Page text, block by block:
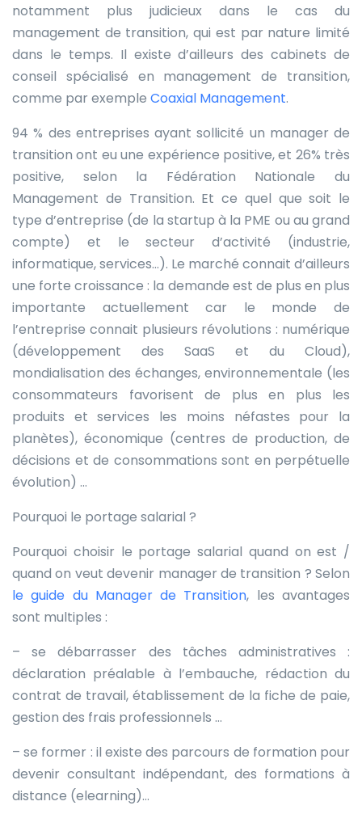
notamment plus judicieux dans le cas du
management de transition, qui est par nature limité
dans le temps. Il existe d’ailleurs des cabinets de
conseil spécialisé en management de transition,
comme par exemple Coaxial Management.
94 % des entreprises ayant sollicité un manager de
transition ont eu une expérience positive, et 26% très
positive, selon la Fédération Nationale du
Management de Transition. Et ce quel que soit le
type d’entreprise (de la startup à la PME ou au grand
compte) et le secteur d’activité (industrie,
informatique, services…). Le marché connait d’ailleurs
une forte croissance : la demande est de plus en plus
importante actuellement car le monde de
l’entreprise connait plusieurs révolutions : numérique
(développement des SaaS et du Cloud),
mondialisation des échanges, environnementale (les
consommateurs favorisent de plus en plus les
produits et services les moins néfastes pour la
planètes), économique (centres de production, de
décisions et de consommations sont en perpétuelle
évolution) …
Pourquoi le portage salarial ?
Pourquoi choisir le portage salarial quand on est /
quand on veut devenir manager de transition ? Selon
le guide du Manager de Transition, les avantages
sont multiples :
– se débarrasser des tâches administratives :
déclaration préalable à l’embauche, rédaction du
contrat de travail, établissement de la fiche de paie,
gestion des frais professionnels …
– se former : il existe des parcours de formation pour
devenir consultant indépendant, des formations à
distance (elearning)…